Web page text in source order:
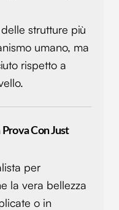
strutture più
umano, ma
rispetto a
Con Just
per
la vera bellezza
o in